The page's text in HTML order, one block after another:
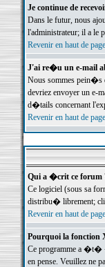
Je continue de
Dans le futur, nous
l'administrateur; il a le
Revenir en haut de page
J'ai re�u un e-mail
Nous sommes pein�s
devriez envoyer un e-
d�tails concernant
Revenir en haut de page
Qui a �crit ce forum
Ce logiciel (sous sa
distribu� librement;
Revenir en haut de page
Pourquoi la fonction
Ce programme a �t�
en pense. Veuillez ne